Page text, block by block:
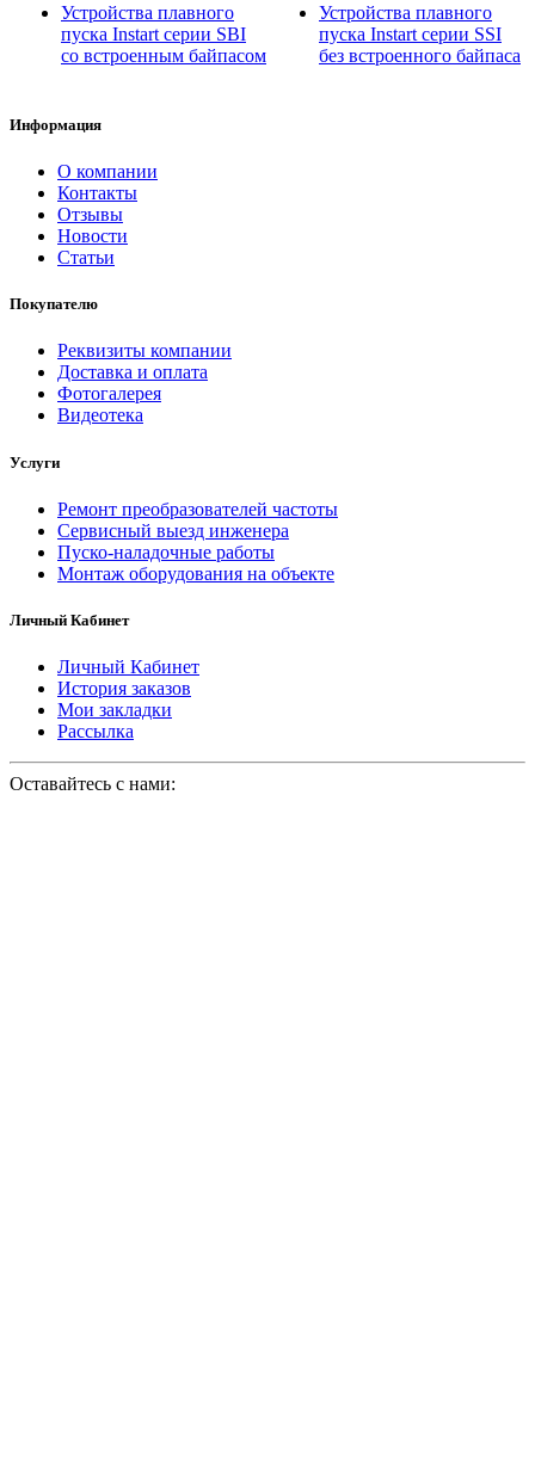
Устройства плавного
пуска Instart серии SBI
со встроенным байпасом
Устройства плавного
пуска Instart серии SSI
без встроенного байпаса
Информация
О компании
Контакты
Отзывы
Новости
Статьи
Покупателю
Реквизиты компании
Доставка и оплата
Фотогалерея
Видеотека
Услуги
Ремонт преобразователей частоты
Сервисный выезд инженера
Пуско-наладочные работы
Монтаж оборудования на объекте
Личный Кабинет
Личный Кабинет
История заказов
Мои закладки
Рассылка
Оставайтесь с нами: